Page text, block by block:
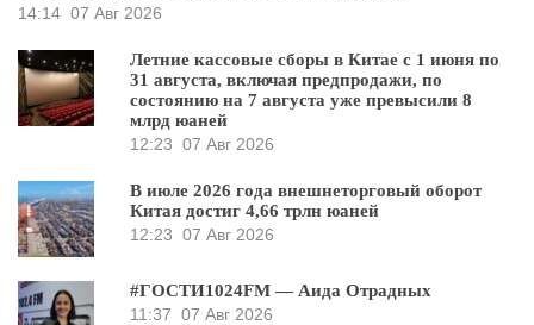
14:14 07 Авг 2026
Летние кассовые сборы в Китае с 1 июня по
31 августа, включая предпродажи, по
состоянию на 7 августа уже превысили 8
млрд юаней
12:23 07 Авг 2026
В июле 2026 года внешнеторговый оборот
Китая достиг 4,66 трлн юаней
12:23 07 Авг 2026
#ГОСТИ1024FM — Аида Отрадных
11:37 07 Авг 2026